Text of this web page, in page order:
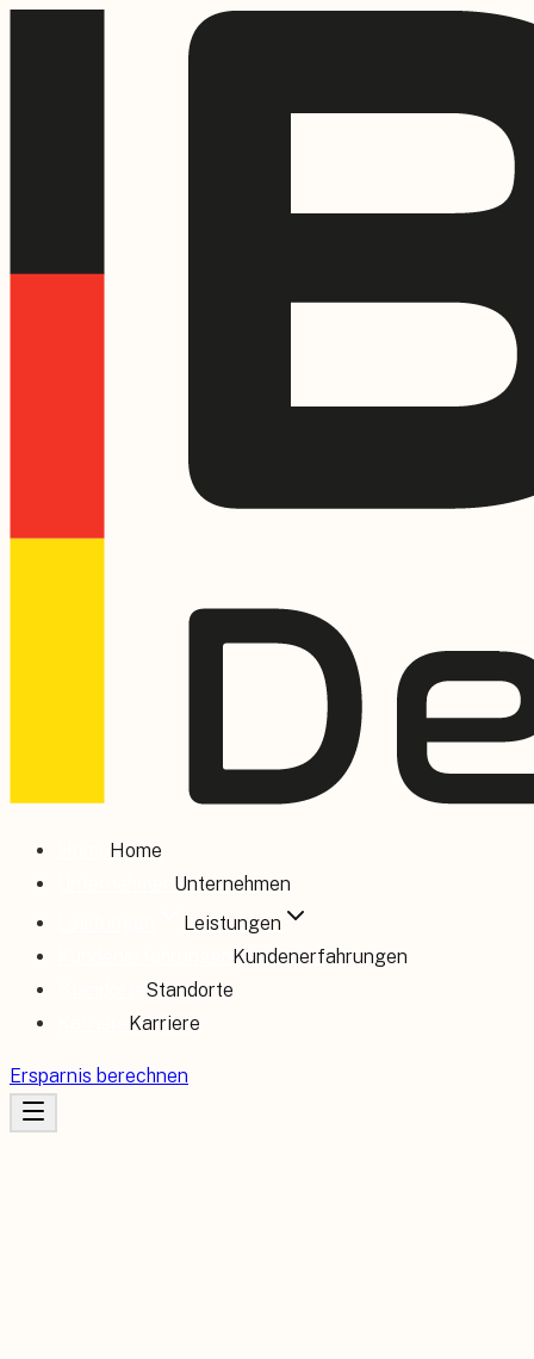
Home
Unternehmen
Leistungen
Kundenerfahrungen
Standorte
Karriere
Ersparnis berechnen